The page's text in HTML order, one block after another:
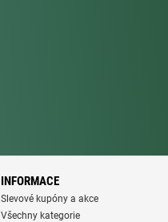
INFORMACE
Slevové kupóny a akce
Všechny kategorie